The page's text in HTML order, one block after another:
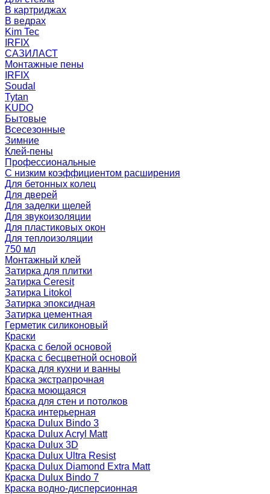
В картриджах
В ведрах
Kim Tec
IRFIX
САЗИЛАСТ
Монтажные пены
IRFIX
Soudal
Tytan
KUDO
Бытовые
Всесезонные
Зимние
Клей-пены
Профессиональные
С низким коэффициентом расширения
Для бетонных колец
Для дверей
Для заделки щелей
Для звукоизоляции
Для пластиковых окон
Для теплоизоляции
750 мл
Монтажный клей
Затирка для плитки
Затирка Ceresit
Затирка Litokol
Затирка эпоксидная
Затирка цементная
Герметик силиконовый
Краски
Краска с белой основой
Краска с бесцветной основой
Краска для кухни и ванны
Краска экстрапрочная
Краска моющаяся
Краска для стен и потолков
Краска интерьерная
Краска Dulux Bindo 3
Краска Dulux Acryl Matt
Краска Dulux 3D
Краска Dulux Ultra Resist
Краска Dulux Diamond Extra Matt
Краска Dulux Bindo 7
Краска водно-дисперсионная